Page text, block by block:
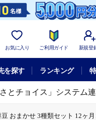
お気に入り ご利用ガイド 新規登
を探す ランキング
さとチョイス」システム
おまかせ 3種類セット 12ヶ